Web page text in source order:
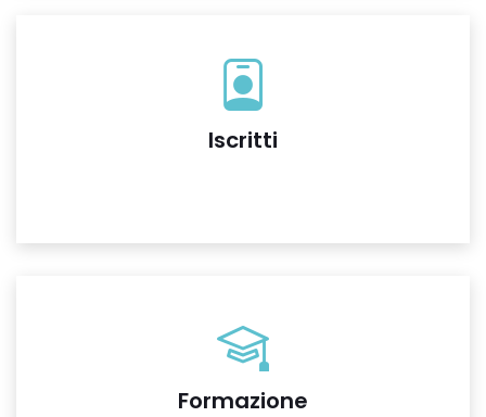
Iscritti
Formazione